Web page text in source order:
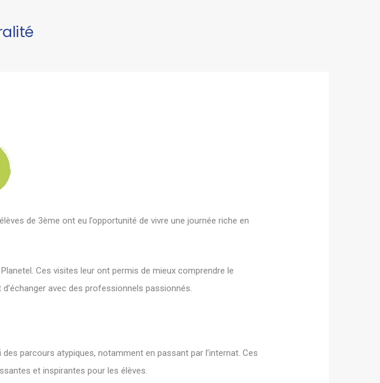
de 3ème ont eu l’opportunité de vivre une journée riche en
Ces visites leur ont permis de mieux comprendre le
avec des professionnels passionnés.
parcours atypiques, notamment en passant par l’internat. Ces
et inspirantes pour les élèves.